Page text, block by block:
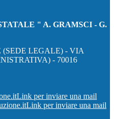
" A. GRAMSCI - G.
LEGALE) - VIA
- 70016
Link per inviare una mail
Link per inviare una mail